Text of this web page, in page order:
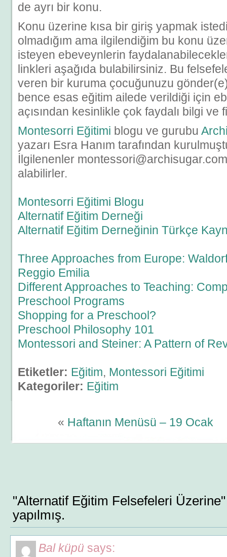
de ayrı bir konu.
Konu üzerine kısa bir giriş yapmak
olmadığım ama ilgilendiğim bu konu
isteyen ebeveynlerin
linkleri aşağıda bulabilirsiniz. Bu
veren bir kuruma çocuğunuzu
bence esas eğitim ailede verildiği için
açısından kesinlikle çok faydalı bilgi ve
Montesorri Eğitimi blogu ve gurubu
yazarı Esra Hanım tarafından
İlgilenenler
alabilirler.
Montesorri Eğitimi Blogu
Alternatif Eğitim Derneği
Alternatif Eğitim Derneğinin Türkçe
Three Approaches from Europe:
Reggio Emilia
Different Approaches to Teaching:
Preschool Programs
Shopping for a Preschool?
Preschool Philosophy 101
Montessori and Steiner: A Pattern of
Etiketler: Eğitim, Montessori Eğitimi
Kategoriler: Eğitim
« Haftanın Menüsü – 19 Ocak
"Alternatif Eğitim Felsefeleri
yapılmış.
Bal küpü says: